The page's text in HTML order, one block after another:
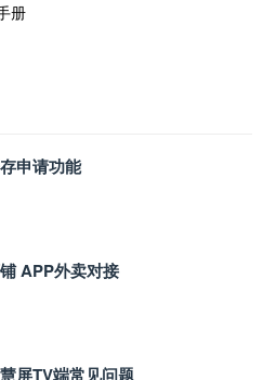
册
申请功能
APP外卖对接
屏TV端常见问题